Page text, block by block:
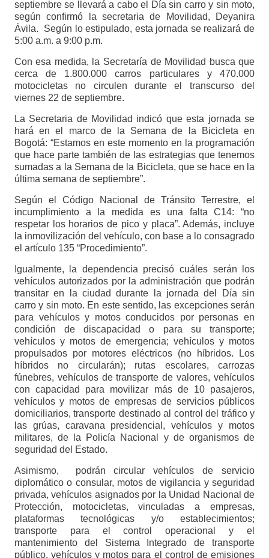
septiembre se llevará a cabo el Día sin carro y sin moto,
según confirmó la secretaria de Movilidad, Deyanira
Ávila. Según lo estipulado, esta jornada se realizará de
5:00 a.m. a 9:00 p.m.
Con esa medida, la Secretaría de Movilidad busca que
cerca de 1.800.000 carros particulares y 470.000
motocicletas no circulen durante el transcurso del
viernes 22 de septiembre.
La Secretaria de Movilidad indicó que esta jornada se
hará en el marco de la Semana de la Bicicleta en
Bogotá: “Estamos en este momento en la programación
que hace parte también de las estrategias que tenemos
sumadas a la Semana de la Bicicleta, que se hace en la
última semana de septiembre”.
Según el Código Nacional de Tránsito Terrestre, el
incumplimiento a la medida es una falta C14: “no
respetar los horarios de pico y placa”. Además, incluye
la inmovilización del vehículo, con base a lo consagrado
el artículo 135 “Procedimiento”.
Igualmente, la dependencia precisó cuáles serán los
vehículos autorizados por la administración que podrán
transitar en la ciudad durante la jornada del Día sin
carro y sin moto. En este sentido, las excepciones serán
para vehículos y motos conducidos por personas en
condición de discapacidad o para su transporte;
vehículos y motos de emergencia; vehículos y motos
propulsados por motores eléctricos (no híbridos. Los
híbridos no circularán); rutas escolares, carrozas
fúnebres, vehículos de transporte de valores, vehículos
con capacidad para movilizar más de 10 pasajeros,
vehículos y motos de empresas de servicios públicos
domiciliarios, transporte destinado al control del tráfico y
las grúas, caravana presidencial, vehículos y motos
militares, de la Policía Nacional y de organismos de
seguridad del Estado.
Asimismo, podrán circular vehículos de servicio
diplomático o consular, motos de vigilancia y seguridad
privada, vehículos asignados por la Unidad Nacional de
Protección, motocicletas, vinculadas a empresas,
plataformas tecnológicas y/o establecimientos;
transporte para el control operacional y el
mantenimiento del Sistema Integrado de transporte
público, vehículos y motos para el control de emisiones